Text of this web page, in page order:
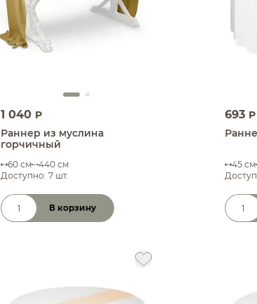
1 040 P
Раннер из муслина
горчичный
60 см
440 см
Доступно: 7 шт.
Количество товара
В корзину
693 P
45 см